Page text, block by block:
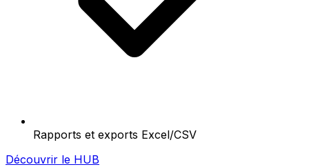
Rapports et exports Excel/CSV
Découvrir le HUB